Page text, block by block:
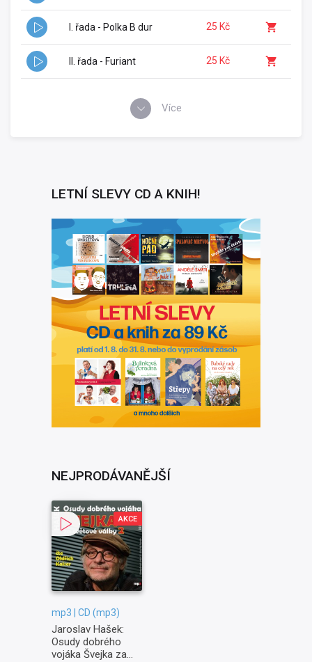
I. řada - Polka B dur 25 Kč
II. řada - Furiant 25 Kč
Více
LETNÍ SLEVY CD A KNIH!
NEJPRODÁVANĚJŠÍ
AKCE
mp3 | CD (mp3)
Jaroslav Hašek:
Osudy dobrého
vojáka Švejka za